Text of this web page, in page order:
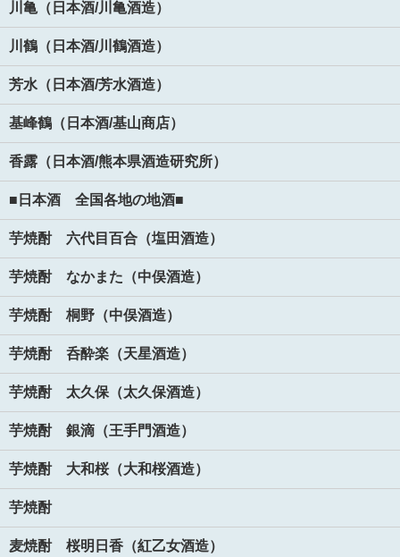
川亀（日本酒/川亀酒造）
川鶴（日本酒/川鶴酒造）
芳水（日本酒/芳水酒造）
基峰鶴（日本酒/基山商店）
香露（日本酒/熊本県酒造研究所）
■日本酒 全国各地の地酒■
芋焼酎 六代目百合（塩田酒造）
芋焼酎 なかまた（中俣酒造）
芋焼酎 桐野（中俣酒造）
芋焼酎 呑酔楽（天星酒造）
芋焼酎 太久保（太久保酒造）
芋焼酎 銀滴（王手門酒造）
芋焼酎 大和桜（大和桜酒造）
芋焼酎
麦焼酎 桜明日香（紅乙女酒造）